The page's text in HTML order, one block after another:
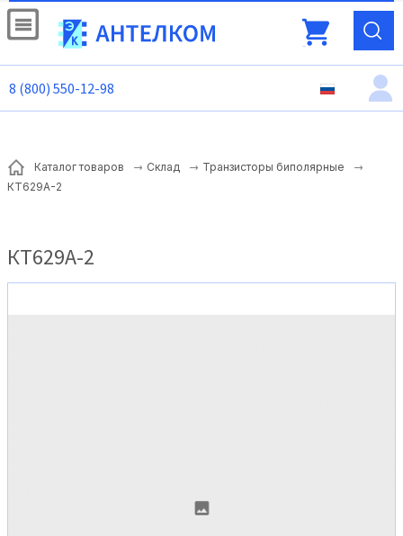
8 (800) 550-12-98
Каталог товаров Склад
Транзисторы биполярные
КТ629А-2
КТ629А-2